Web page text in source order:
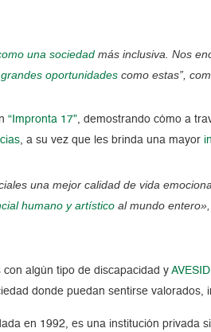
una sociedad más inclusiva. Nos
oportunidades como estas”,
“Impronta 17” , demostrando cómo a
, a su vez que les brinda una mayor
una mejor calidad de vida
humano y artístico al mundo
con algún tipo de discapacidad yAVESID
donde puedan sentirse valorados,
en 1992, es una institución